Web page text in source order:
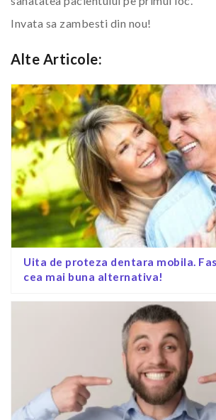
Invata sa zambesti din nou!
Alte Articole:
Uita de proteza dentara mobila.
cea mai buna alternativa!